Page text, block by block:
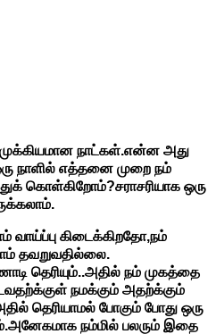
முக்கியமான நாட்கள்.என்ன அது
நாளில் எத்தனை முறை நம்
கொள்கிறோம்?சராசரியாக ஒரு
வாய்ப்பு கிடைக்கிறதோ,நம்
தவறுவதில்லை.
தெரியும்..அதில் நம் முகத்தை
நமக்கும் அதற்க்கும்
தெரியாமல் போகும் போது ஒரு
நம்மில் பலரும் இதை